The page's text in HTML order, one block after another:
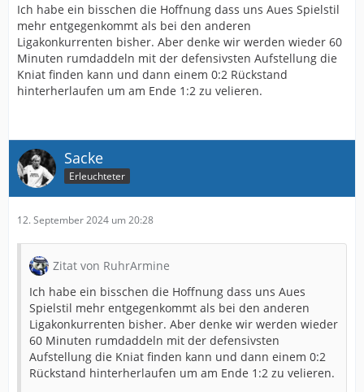
Ich habe ein bisschen die Hoffnung dass uns Aues Spielstil
mehr entgegenkommt als bei den anderen
Ligakonkurrenten bisher. Aber denke wir werden wieder 60
Minuten rumdaddeln mit der defensivsten Aufstellung die
Kniat finden kann und dann einem 0:2 Rückstand
hinterherlaufen um am Ende 1:2 zu velieren.
Sacke
Erleuchteter
12. September 2024 um 20:28
Zitat von RuhrArmine
Ich habe ein bisschen die Hoffnung dass uns Aues
Spielstil mehr entgegenkommt als bei den anderen
Ligakonkurrenten bisher. Aber denke wir werden wieder
60 Minuten rumdaddeln mit der defensivsten
Aufstellung die Kniat finden kann und dann einem 0:2
Rückstand hinterherlaufen um am Ende 1:2 zu velieren.